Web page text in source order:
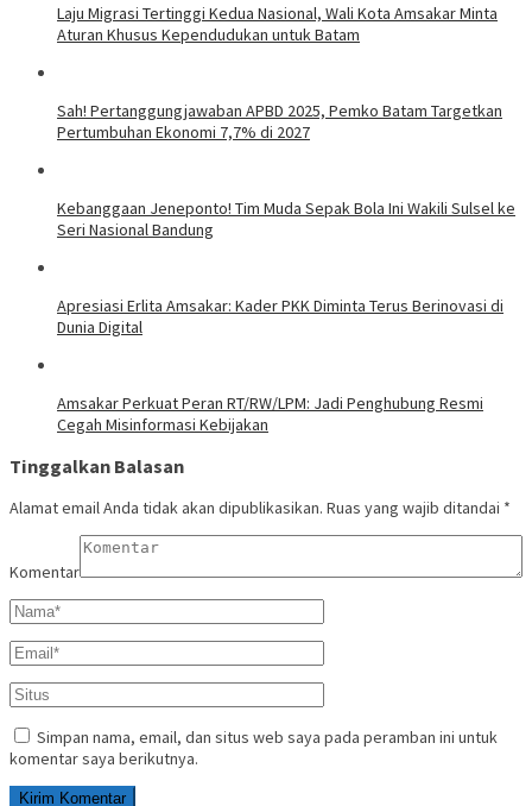
Laju Migrasi Tertinggi Kedua Nasional, Wali Kota Amsakar Minta
Aturan Khusus Kependudukan untuk Batam
Sah! Pertanggungjawaban APBD 2025, Pemko Batam Targetkan
Pertumbuhan Ekonomi 7,7% di 2027
Kebanggaan Jeneponto! Tim Muda Sepak Bola Ini Wakili Sulsel ke
Seri Nasional Bandung
Apresiasi Erlita Amsakar: Kader PKK Diminta Terus Berinovasi di
Dunia Digital
Amsakar Perkuat Peran RT/RW/LPM: Jadi Penghubung Resmi
Cegah Misinformasi Kebijakan
Tinggalkan Balasan
Alamat email Anda tidak akan dipublikasikan. Ruas yang wajib ditandai *
Komentar
Simpan nama, email, dan situs web saya pada peramban ini untuk
komentar saya berikutnya.